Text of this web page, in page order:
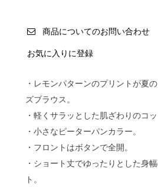
商品についてのお問い合わせ
お気に入りに登録
・レモンパターンのプリントが夏
ズブラウス。
・軽くサラッとした肌ざわりのコッ
・小さなピーターパンカラー。
・フロントはボタンで全開。
・ショート丈でゆったりとした身
ト。